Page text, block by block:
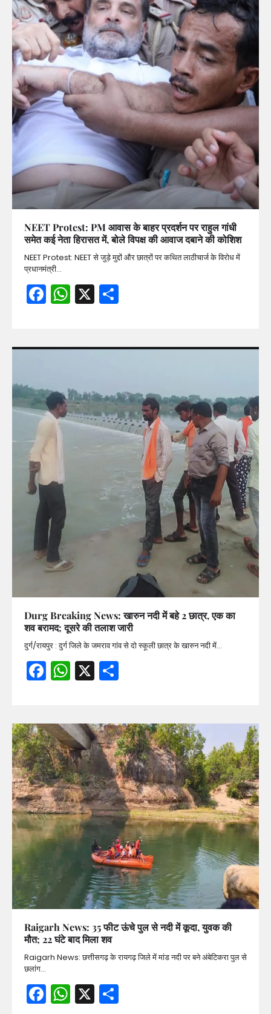
NEET Protest: PM आवास के बाहर प्रदर्शन पर राहुल गांधी
समेत कई नेता हिरासत में, बोले विपक्ष की आवाज दबाने की कोशिश
NEET Protest: NEET से जुड़े मुद्दों और छात्रों पर कथित लाठीचार्ज के विरोध में
प्रधानमंत्री…
Facebook
WhatsApp
X
Durg Breaking News: खारुन नदी में बहे 2 छात्र, एक का
शव बरामद; दूसरे की तलाश जारी
दुर्ग/रायपुर : दुर्ग जिले के जमराव गांव से दो स्कूली छात्र के खारुन नदी में…
Facebook
WhatsApp
X
Raigarh News: 35 फीट ऊंचे पुल से नदी में कूदा, युवक की
मौत; 22 घंटे बाद मिला शव
Raigarh News: छत्तीसगढ़ के रायगढ़ जिले में मांड नदी पर बने अंबेटिकरा पुल से
छलांग…
Facebook
WhatsApp
X